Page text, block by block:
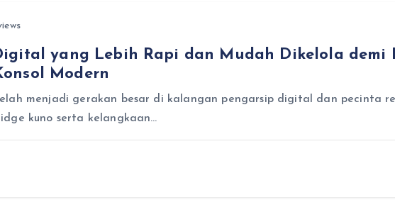
yang Lebih Rapi dan Mudah Dikelola demi
Modern
menjadi gerakan besar di kalangan pengarsip digital dan pecinta
kuno serta kelangkaan…